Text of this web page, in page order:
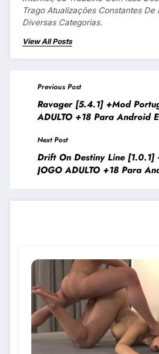
Trago Atualizações Constantes De
Diversas Categorias.
View All Posts
Previous Post
Ravager [5.4.1] +Mod
ADULTO +18 Para Android
Next Post
Drift On Destiny Line [1.0.1]
JOGO ADULTO +18 Para